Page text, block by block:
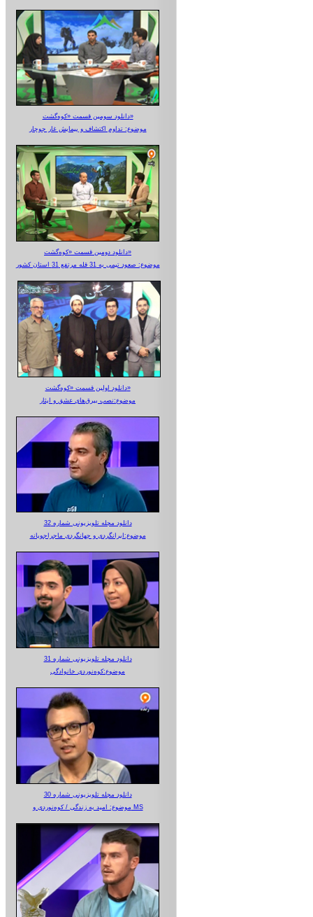
دانلود سومین قسمت «کوه‌گشت»
موضوع: تداوم اکتشاف و پیمایش غار جوجار
دانلود دومین قسمت «کوه‌گشت»
موضوع: صعود تیمی به 31 قله مرتفع 31 استان کشور
دانلود اولین قسمت «کوه‌گشت»
موضوع:نصب بیرق‌های عشق و ایثار
دانلود مجله تلویزیونی شماره 32
موضوع:ایرانگردی و جهانگردی ماجراجویانه
دانلود مجله تلویزیونی شماره 31
موضوع:کوه‌نوردی خانوادگی
دانلود مجله تلویزیونی شماره 30
موضوع: امید به زندگی / کوه‌نوردی و MS